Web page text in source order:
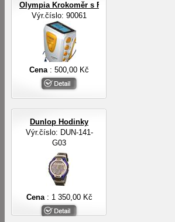
Olympia Krokoměr s FM rádiem a sluchátky
Výr.číslo: 90061
Cena : 500,00 Kč
Dunlop Hodinky
Výr.číslo: DUN-141-
G03
Cena : 1 350,00 Kč